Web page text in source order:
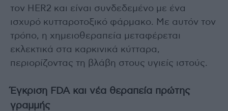
τον HER2 και είναι συνδεδεμένο με ένα
ισχυρό κυτταροτοξικό φάρμακο. Με αυτόν τον
τρόπο, η χημειοθεραπεία μεταφέρεται
εκλεκτικά στα καρκινικά κύτταρα,
περιορίζοντας τη βλάβη στους υγιείς ιστούς.
Έγκριση FDA και νέα θεραπεία πρώτης
γραμμής